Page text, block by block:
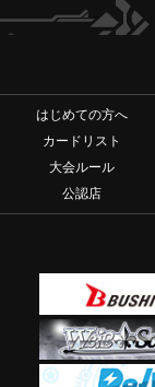
はじめての方へ
カードリスト
大会ルール
公認店